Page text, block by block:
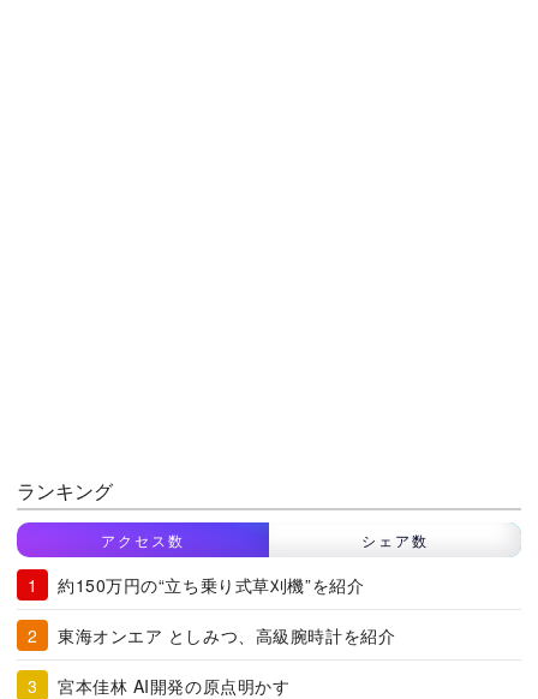
ランキング
アクセス数 シェア数
約150万円の“立ち乗り式草刈機”を紹介
東海オンエア としみつ、高級腕時計を紹介
宮本佳林 AI開発の原点明かす